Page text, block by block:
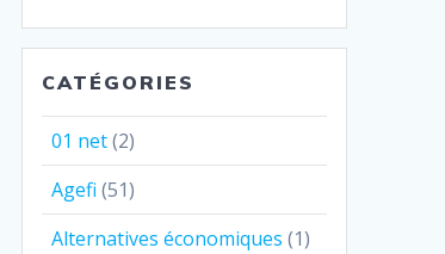
CATÉGORIES
01 net(2)
Agefi (51)
Alternatives économiques (1)